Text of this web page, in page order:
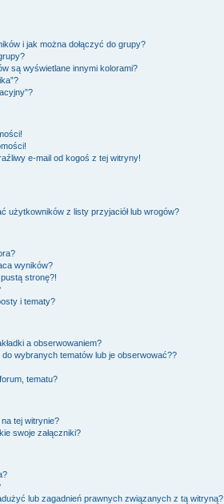
i jak można dołączyć do grupy?
są wyświetlane innymi kolorami?
e-mail od kogoś z tej witryny!
użytkowników z listy przyjaciół lub wrogów?
wyników?
stronę?!
i tematy?
a obserwowaniem?
wybranych tematów lub je obserwować??
tematu?
tej witrynie?
swoje załączniki?
lub zagadnień prawnych związanych z tą witryną?